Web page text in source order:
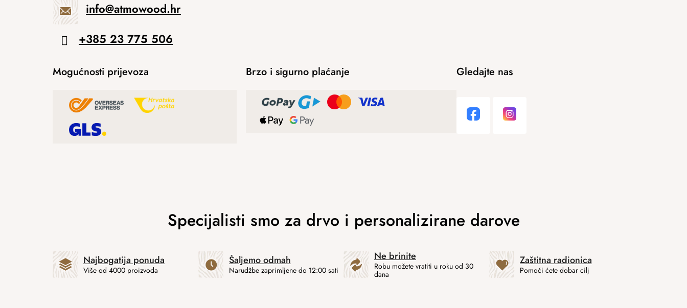
info@atmowood.hr
+385 23 775 506
Mogućnosti prijevoza Brzo i sigurno plaćanje Gledajte nas
Najbogatija ponuda
Više od 4000 proizvoda
Šaljemo odmah
Narudžbe zaprimljene do 12:00 sati
Ne brinite
Robu možete vratiti u roku od 30
dana
Zaštitna radionica
Pomoći ćete dobar cilj